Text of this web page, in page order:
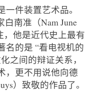
件装置艺术品。
南准（Nam June
，他是近代史上最有
名的是 “看电视机的
之间的辩证关系，
，更不用说他向德
）致敬的作品了。